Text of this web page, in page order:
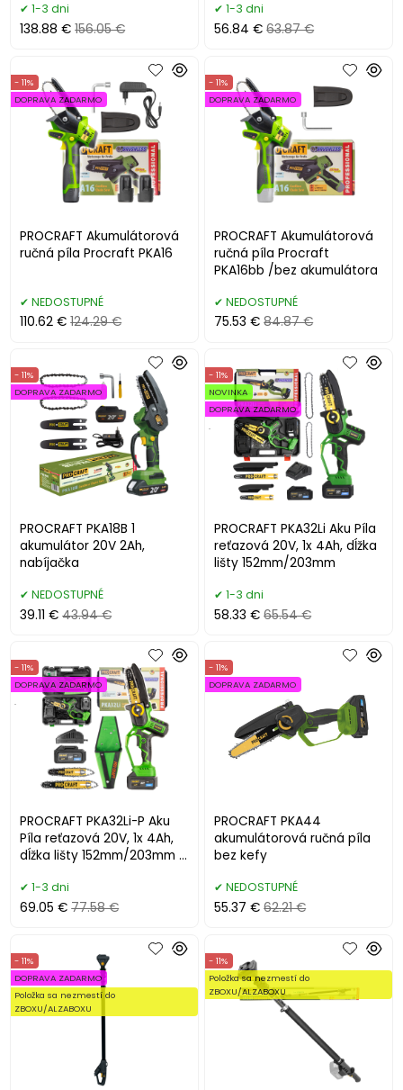
1-3 dni
138.88 € 156.05 €
1-3 dni
56.84 € 63.87 €
PROCRAFT Akumulátorová
ručná píla Procraft PKA16
- 11%
DOPRAVA ZADARMO
NEDOSTUPNÉ
110.62 € 124.29 €
PROCRAFT Akumulátorová
ručná píla Procraft
PKA16bb /bez akumulátora
- 11%
DOPRAVA ZADARMO
NEDOSTUPNÉ
75.53 € 84.87 €
PROCRAFT PKA18B 1
akumulátor 20V 2Ah,
nabíjačka
- 11%
DOPRAVA ZADARMO
NEDOSTUPNÉ
39.11 € 43.94 €
PROCRAFT PKA32Li Aku Píla
reťazová 20V, 1x 4Ah, dĺžka
lišty 152mm/203mm
- 11%
NOVINKA
DOPRAVA ZADARMO
.
1-3 dni
58.33 € 65.54 €
PROCRAFT PKA32Li-P Aku
Píla reťazová 20V, 1x 4Ah,
dĺžka lišty 152mm/203mm s
- 11%
DOPRAVA ZADARMO
.
1-3 dni
69.05 € 77.58 €
PROCRAFT PKA44
akumulátorová ručná píla
bez kefy
- 11%
DOPRAVA ZADARMO
NEDOSTUPNÉ
55.37 € 62.21 €
- 11%
DOPRAVA ZADARMO
Položka sa nezmestí do
ZBOXU/ALZABOXU
- 11%
Položka sa nezmestí do
ZBOXU/ALZABOXU